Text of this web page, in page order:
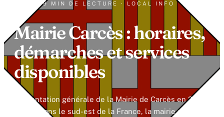
· 9 MIN DE LECTURE · LOCAL INFO
Mairie Carcès : horaires,
démarches et services
disponibles
Présentation générale de la Mairie de Carcès en 2026
Située dans le sud-est de la France, la mairie de